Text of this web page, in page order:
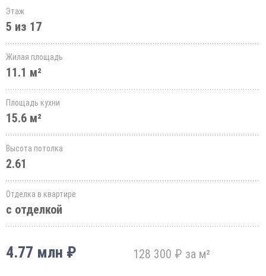
Этаж
5 из 17
Жилая площадь
11.1 м²
Площадь кухни
15.6 м²
Высота потолка
2.61
Отделка в квартире
с отделкой
4.77 млн ₽ 128 300 ₽ за м²